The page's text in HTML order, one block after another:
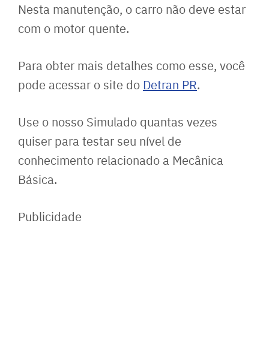
Nesta manutenção, o carro não deve estar
com o motor quente.
Para obter mais detalhes como esse, você
pode acessar o site do Detran PR.
Use o nosso Simulado quantas vezes
quiser para testar seu nível de
conhecimento relacionado a Mecânica
Básica.
Publicidade